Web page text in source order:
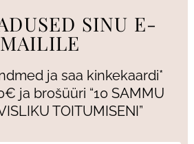
SINU E-
MAILILE
ja saa kinkekaardi*
ja brošüüri “10 SAMMU
TOITUMISENI”